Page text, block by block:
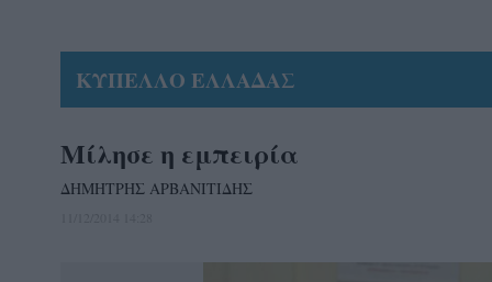
ΚΥΠΕΛΛΟ ΕΛΛΑΔΑΣ
Μίλησε η εμπειρία
ΔΗΜΗΤΡΗΣ ΑΡΒΑΝΙΤΙΔΗΣ